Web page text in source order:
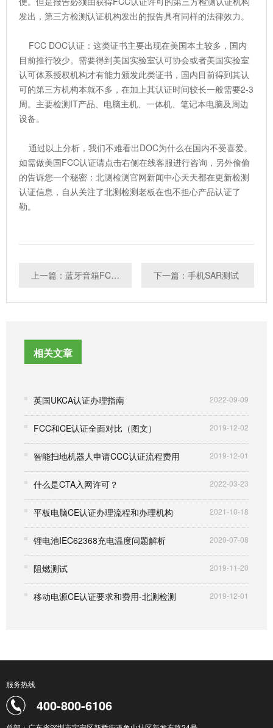
发出，第三方检测认证机构发出的报告具有同样的法律效力。
FCC DOC认证：这类证书主要出现在美国本土较多，国内
目前推行较少。需要得到美国实验室认可协会或者美国实验室
认可体系授权机构才有能力颁发此类证书，国内目前得到其认
可的第三方机构本就不多，在加上其认证时间较长一般需要2-3
周。主要检测IT产品、电脑主机、一体机、笔记本电脑及周边
设备。
通过以上分析，我们不难看出DOC为什么在国内不受喜爱。
如需做美国FCC认证请点击右侧在线客服进行咨询，另外偷偷
的告诉您一个秘密：北测检测官网新闻中心天天都在更新检测
认证信息，自从关注了北测检测老板在也不担心产品认证了
勒。
上一篇：蓝牙音箱FCC认证 下一篇：手机SAR测试
相关文章
英国UKCA认证办理指南 2022-09-09
FCC和CE认证全面对比（图文） 2019-12-02
智能扫地机器人申请CCC认证流程费用 2019-12-01
什么是CTA入网许可？ 2022-03-23
平板电脑CE认证办理流程和办理机构 2021-10-18
锂电池IEC62368充电温度问题解析 2020-07-08
阻燃测试 2019-11-20
移动电源CE认证要求和费用-北测检测 2019-12-01
服务热线
400-800-6106